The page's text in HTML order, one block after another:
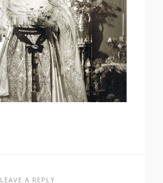
LEAVE A REPLY